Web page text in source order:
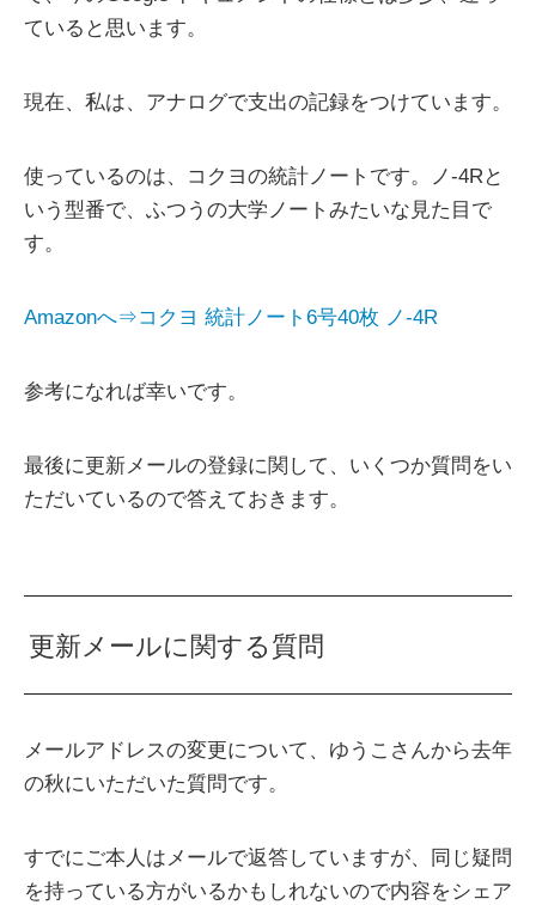
ていると思います。
現在、私は、アナログで支出の記録をつけています。
使っているのは、コクヨの統計ノートです。ノ-4Rと
いう型番で、ふつうの大学ノートみたいな見た目で
す。
Amazonへ⇒コクヨ 統計ノート6号40枚 ノ-4R
参考になれば幸いです。
最後に更新メールの登録に関して、いくつか質問をい
ただいているので答えておきます。
更新メールに関する質問
メールアドレスの変更について、ゆうこさんから去年
の秋にいただいた質問です。
すでにご本人はメールで返答していますが、同じ疑問
を持っている方がいるかもしれないので内容をシェア